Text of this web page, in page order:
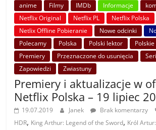
anime Filmy IMDb Informacje
Netflix Original
Netflix PL
Netflix Polska
Netlix Offline Pobieranie
Nowe odcinki
Polecamy
Polska Polski lektor
Premiery
Przeznaczone do usunięcia
Zapowiedzi
Zwiastuny
Premiery i aktualizacje w
Netflix Polska – 19 lipiec
19.07.2019 Janek Brak komentarzy
HDR, King Arthur: Legend of the Sword, Król